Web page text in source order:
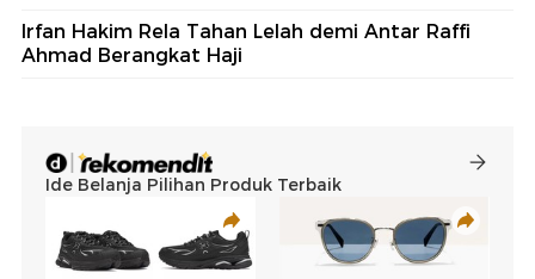
Irfan Hakim Rela Tahan Lelah demi Antar Raffi
Ahmad Berangkat Haji